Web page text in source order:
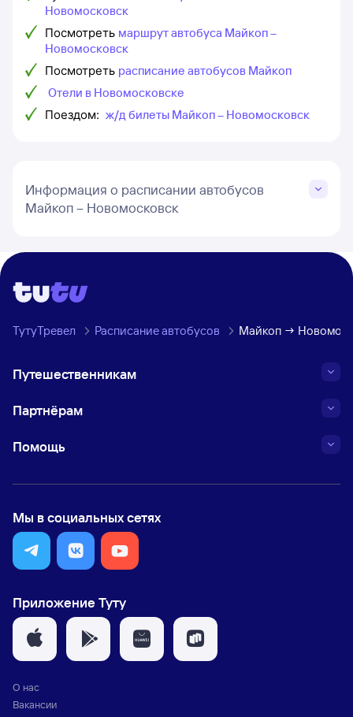
Новомосковск
Посмотреть маршрут автобуса Майкоп –
Новомосковск
Посмотреть расписание автобусов Майкоп
Отели в Новомосковске
Поездом: ж/д билеты Майкоп – Новомосковск
Информация о расписании автобусов
Майкоп – Новомосковск
ТутуТревел Расписание автобусов Майкоп →
Путешественникам
Партнёрам
Помощь
Мы в социальных сетях
Приложение Туту
О нас
Вакансии